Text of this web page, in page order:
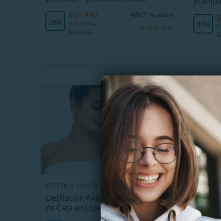
28%
4867 Vendidos
$17.990
19%
Depilación Axilas+ Bozo+Perfilado
de Ceja en Estetica Yayita